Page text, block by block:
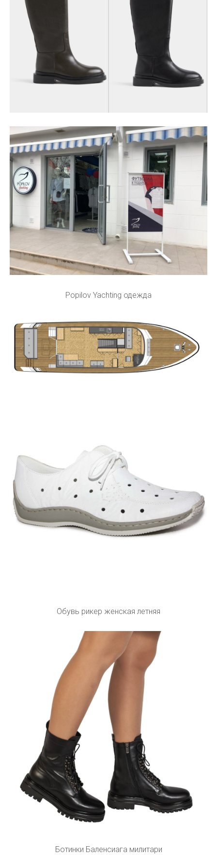
Popilov Yachting одежда
Обувь рикер женская летняя
Ботинки Баленсиага милитари